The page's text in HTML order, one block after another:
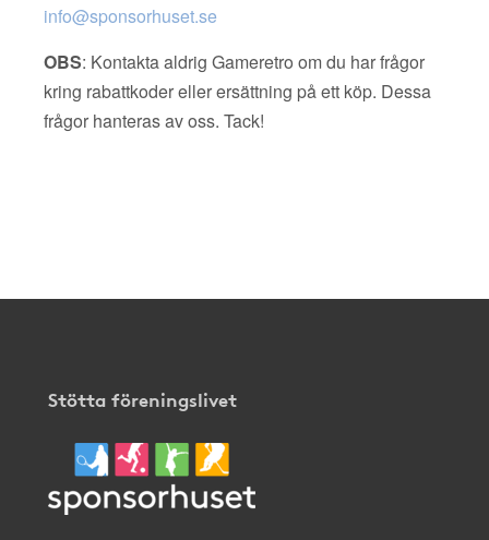
info@sponsorhuset.se
OBS: Kontakta aldrig Gameretro om du har frågor
kring rabattkoder eller ersättning på ett köp. Dessa
frågor hanteras av oss. Tack!
Stötta föreningslivet